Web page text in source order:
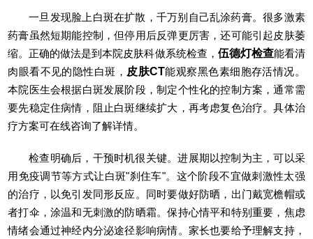
一旦发现脸上白斑在扩散，千万别自己乱涂药膏。很多激素
药膏虽然短期能控制，但停用后反弹更厉害，还可能引起皮肤萎
缩。正确的做法是到本院皮肤科做系统检查， 伍德灯检查能看清
肉眼看不见的隐性白斑， 皮肤CT能观察黑色素细胞存活情况。
本院医生会根据白斑发展阶段，制定个性化的控制方案，通常需
要先稳定住病情，阻止白斑继续扩大，再考虑复色治疗。具体治
疗方案可在线咨询了解详情。
检查明确后，干预时机很关键。进展期以控制为主，可以采
用免疫调节等方式让白斑"刹住车"。这个阶段不宜做刺激性太强
的治疗，以免引发同形反应。同时要做好防晒，出门戴宽檐帽或
者打伞，涂温和无刺激的防晒霜。保持心情平和特别重要，焦虑
情绪会通过神经内分泌途径影响病情。家长也要给予理解支持，